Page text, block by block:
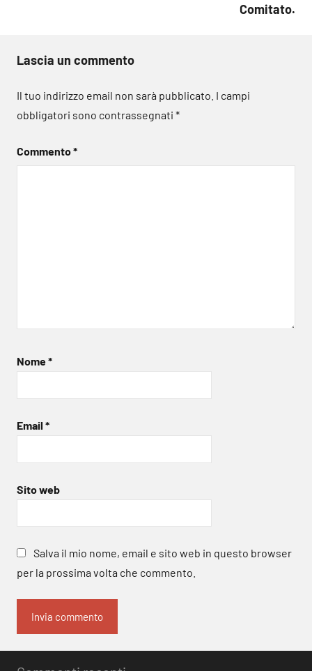
Comitato.
Lascia un commento
Il tuo indirizzo email non sarà pubblicato. I campi
obbligatori sono contrassegnati *
Commento*
Nome*
Email *
Sito web
Salva il mio nome, email e sito web in questo browser
per la prossima volta che commento.